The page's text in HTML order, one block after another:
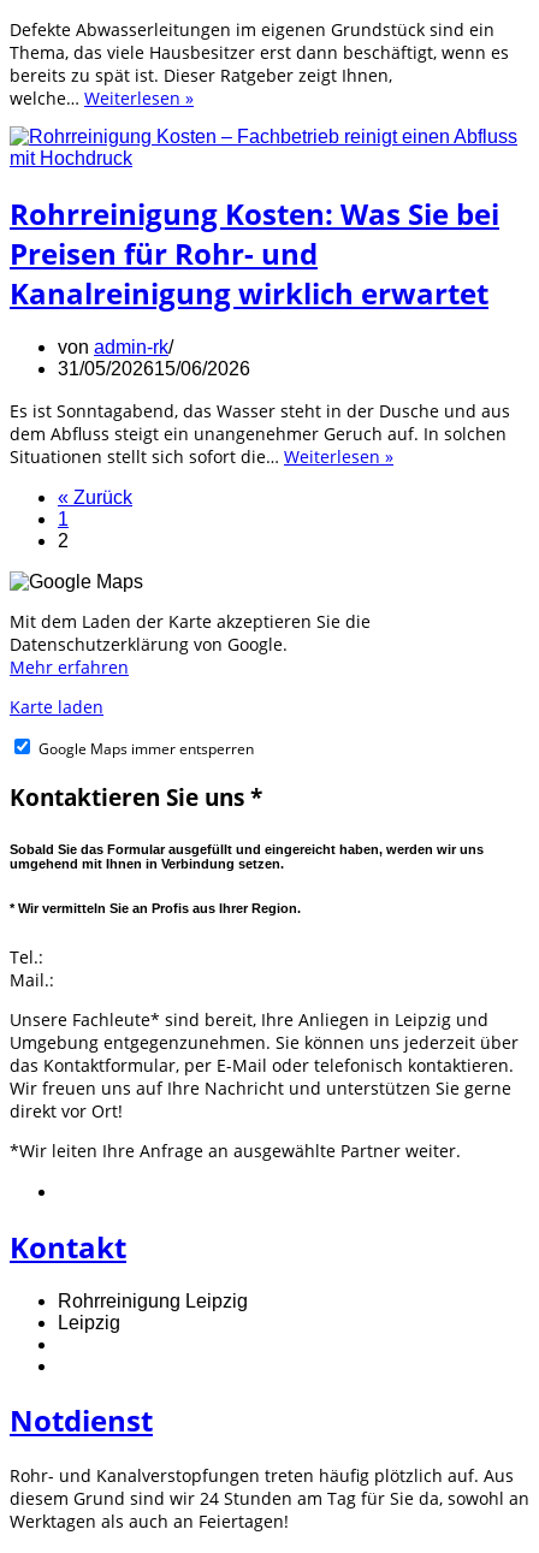
Defekte Abwasserleitungen im eigenen Grundstück sind ein
Thema, das viele Hausbesitzer erst dann beschäftigt, wenn es
bereits zu spät ist. Dieser Ratgeber zeigt Ihnen,
welche… Weiterlesen »Kanalsanierung
Was
einplanen
sollten
Rohrreinigung Kosten: Was Sie bei
Preisen für Rohr- und
Kanalreinigung wirklich erwartet
von admin-rk
31/05/202615/06/2026
Es ist Sonntagabend, das Wasser steht in der Dusche und aus
dem Abfluss steigt ein unangenehmer Geruch auf. In solchen
Situationen stellt sich sofort die… Weiterlesen »Rohrreinigung
« Zurück
1
2
Mit dem Laden der Karte akzeptieren Sie die
Datenschutzerklärung von Google.
Mehr erfahren
Karte laden
Google Maps immer entsperren
Kontaktieren Sie uns *
Sobald Sie das Formular ausgefüllt und eingereicht haben, werden wir uns
umgehend mit Ihnen in Verbindung setzen.
* Wir vermitteln Sie an Profis aus Ihrer Region.
Tel.:
Mail.:
Unsere Fachleute* sind bereit, Ihre Anliegen in Leipzig und
Umgebung entgegenzunehmen. Sie können uns jederzeit über
das Kontaktformular, per E-Mail oder telefonisch kontaktieren.
Wir freuen uns auf Ihre Nachricht und unterstützen Sie gerne
direkt vor Ort!
*Wir leiten Ihre Anfrage an ausgewählte Partner weiter.
Kontakt
Rohrreinigung Leipzig
Leipzig
Notdienst
Rohr- und Kanalverstopfungen treten häufig plötzlich auf. Aus
diesem Grund sind wir 24 Stunden am Tag für Sie da, sowohl an
Werktagen als auch an Feiertagen!